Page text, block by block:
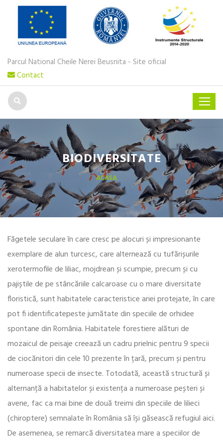
Parcul National Cheile Nerei Beusnita - Site oficial
Contact
BIODIVERSITATE
ACASA
Făgetele seculare în care cresc pe alocuri și impresionante
exemplare de alun turcesc, care alternează cu tufărișurile
xerotermofile de liliac, mojdrean și scumpie, precum și cu
pajiștile de pe stâncăriile calcaroase cu o mare diversitate
floristică, sunt habitatele caracteristice ariei protejate, în care
pot fi identificatepeste jumătate din speciile de orhidee
spontane din România. Habitatele forestiere alături de
mozaicul de peisaje creează un cadru prielnic pentru 9 specii
de ciocănitori din cele 10 prezente în țară, precum și pentru
numeroase specii de insecte. Totodată, această structură și
alternanță a habitatelor și existența a numeroase peșteri și
avene, fac ca mai bine de două treimi din speciile de lilieci
(chiroptere) semnalate în România să își găsească refugiul aici.
De asemenea, se remarcă diversitatea mare a speciilor de